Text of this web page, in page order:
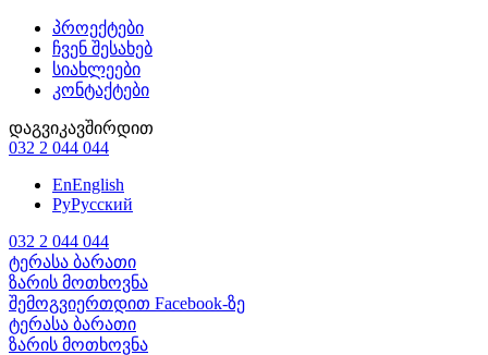
პროექტები
ჩვენ შესახებ
სიახლეები
კონტაქტები
დაგვიკავშირდით
032 2 044 044
EnEnglish
РуРусский
032 2 044 044
ტერასა ბარათი
ზარის მოთხოვნა
შემოგვიერთდით Facebook-ზე
ტერასა ბარათი
ზარის მოთხოვნა